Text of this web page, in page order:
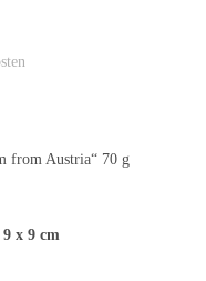
from Austria“ 70 g
x 9 cm